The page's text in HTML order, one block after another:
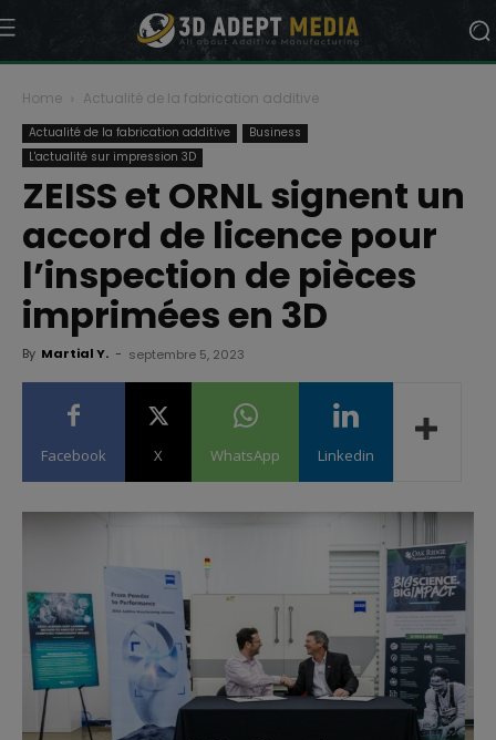
Home Actualité de la fabrication additive
Actualité de la fabrication additive
Business
L'actualité sur impression 3D
ZEISS et ORNL signent un
accord de licence pour
l’inspection de pièces
imprimées en 3D
By Martial Y. - septembre 5, 2023
Facebook X WhatsApp Linkedin